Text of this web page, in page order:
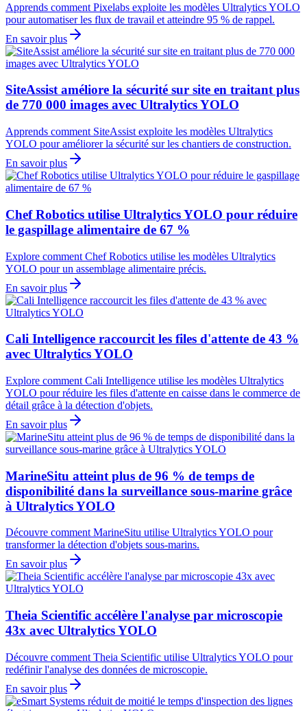
Apprends comment Pixelabs exploite les modèles Ultralytics YOLO
pour automatiser les flux de travail et atteindre 95 % de rappel.
En savoir plus
SiteAssist améliore la sécurité sur site en traitant plus
de 770 000 images avec Ultralytics YOLO
Apprends comment SiteAssist exploite les modèles Ultralytics
YOLO pour améliorer la sécurité sur les chantiers de construction.
En savoir plus
Chef Robotics utilise Ultralytics YOLO pour réduire
le gaspillage alimentaire de 67 %
Explore comment Chef Robotics utilise les modèles Ultralytics
YOLO pour un assemblage alimentaire précis.
En savoir plus
Cali Intelligence raccourcit les files d'attente de 43 %
avec Ultralytics YOLO
Explore comment Cali Intelligence utilise les modèles Ultralytics
YOLO pour réduire les files d'attente en caisse dans le commerce de
détail grâce à la détection d'objets.
En savoir plus
MarineSitu atteint plus de 96 % de temps de
disponibilité dans la surveillance sous-marine grâce
à Ultralytics YOLO
Découvre comment MarineSitu utilise Ultralytics YOLO pour
transformer la détection d'objets sous-marins.
En savoir plus
Theia Scientific accélère l'analyse par microscopie
43x avec Ultralytics YOLO
Découvre comment Theia Scientific utilise Ultralytics YOLO pour
redéfinir l'analyse des données de microscopie.
En savoir plus